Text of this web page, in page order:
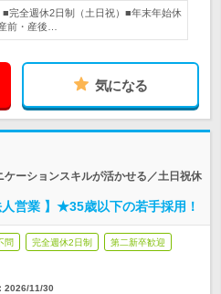
完全週休2日制（土日祝）■年末年始休
前・産後…
気になる
ーションスキルが活かせる／土日祝休
営業 】★35歳以下の若手採用！
問 完全週休2日制 第二新卒歓迎
2026/11/30